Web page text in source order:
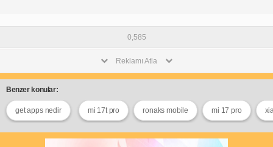
0,585
Reklamı Atla
Benzer konular:
get apps nedir mi 17t pro ronaks mobile mi 17 pro